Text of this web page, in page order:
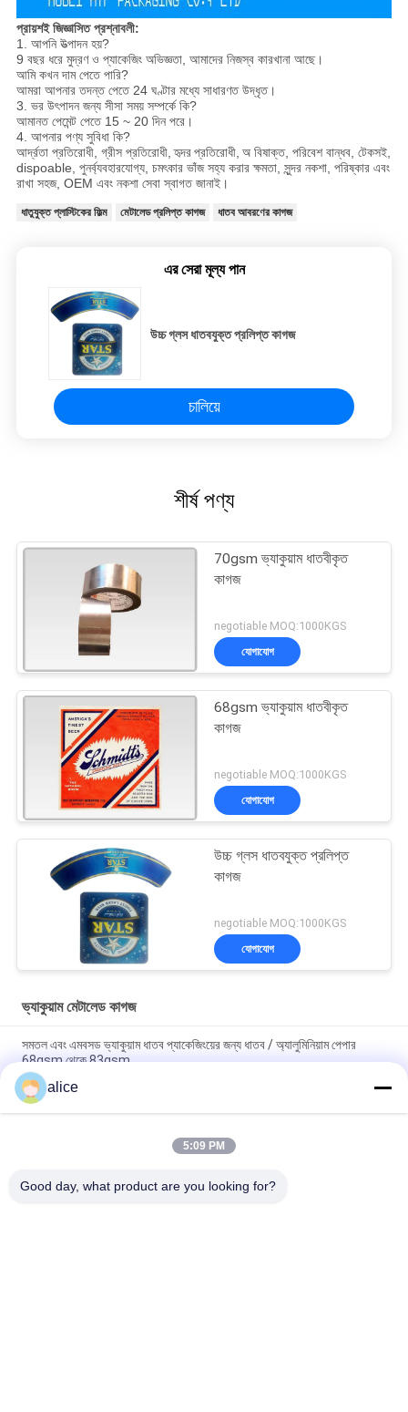
প্রায়শই জিজ্ঞাসিত প্রশ্নাবলী:
1. আপনি উত্পাদন হয়?
9 বছর ধরে মুদ্রণ ও প্যাকেজিং অভিজ্ঞতা, আমাদের নিজস্ব কারখানা আছে।
আমি কখন দাম পেতে পারি?
আমরা আপনার তদন্ত পেতে 24 ঘণ্টার মধ্যে সাধারণত উদ্ধৃত।
3. ভর উৎপাদন জন্য সীসা সময় সম্পর্কে কি?
আমানত পেমেন্ট পেতে 15 ~ 20 দিন পরে।
4. আপনার পণ্য সুবিধা কি?
আর্দ্রতা প্রতিরোধী, গ্রীস প্রতিরোধী, হৃদরপ্রতিরোধী, অ বিষাক্ত, পরিবেশ বান্ধব, টেকসই,
dispoable, পুনর্ব্যবহারযোগ্য, চমৎকার ভাঁজ সহ্য করার ক্ষমতা, সুন্দর নকশা, পরিষ্কার এবং
রাখা সহজ, OEM এবং নকশা সেবা স্বাগত জানাই।
ধাতুযুক্ত প্লাস্টিকের ফিল্ম মেটালেড প্রলিপ্ত কাগজ ধাতব আবরণের কাগজ
এর সেরা মূল্য পান
উচ্চ গ্লস ধাতবযুক্ত প্রলিপ্ত কাগজ
চালিয়ে
শীর্ষ পণ্য
70gsm ভ্যাকুয়াম ধাতবীকৃত
কাগজ
negotiable MOQ:1000KGS
যোগাযোগ
68gsm ভ্যাকুয়াম ধাতবীকৃত
কাগজ
negotiable MOQ:1000KGS
যোগাযোগ
উচ্চ গ্লস ধাতবযুক্ত প্রলিপ্ত
কাগজ
negotiable MOQ:1000KGS
যোগাযোগ
ভ্যাকুয়াম মেটালেড কাগজ
সমতল এবং এমবসড ভ্যাকুয়াম ধাতব প্যাকেজিংয়ের জন্য ধাতব / অ্যালুমিনিয়াম পেপার
68gsm থেকে 83gsm
চীনের এমবসড ভ্যাকুয়াম মেটালাইজড পেপার বেয়ার লেবেল ফর বেক্সেস ইন 68 এমিক,
ওয়াটারপ্রুফ হোলোগ্রাফিক পেপার শীটস
বিয়ার বিয়ার ওয়াইন গ্লাস বোতল লেবেল মুদ্রণযোগ্য ভ্যাকুয়াম মেটালাইজিং প্লাস্টিক শীট
alice
5:09 PM
Good day, what product are you looking for?